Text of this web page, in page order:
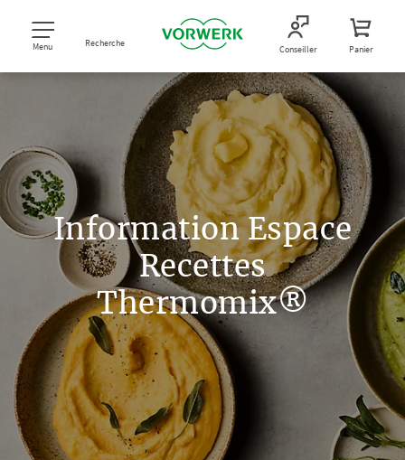
Menu Recherche Conseiller Panier
Information Espace
Recettes
Thermomix®